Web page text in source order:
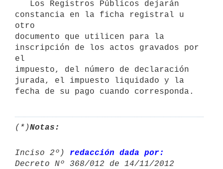
constancia en la ficha registral u
otro
documento que utilicen para la
inscripción de los actos gravados por
el
impuesto, del número de declaración
jurada, el impuesto liquidado y la
(*)Notas:
Inciso 2º) redacción dada por:
Decreto Nº 368/012 de 14/11/2012